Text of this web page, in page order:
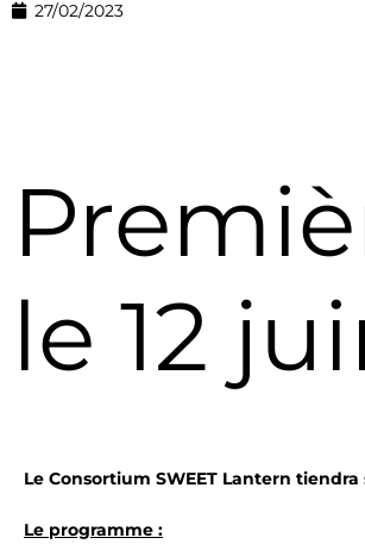
27/02/2023
le 12
Le Consortium SWEET Lantern
Le programme :